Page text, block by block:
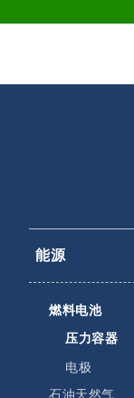
能源
燃料电池
压力容器
电极
石油天然气